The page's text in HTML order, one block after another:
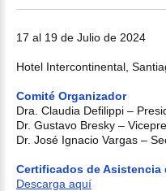
17 al 19 de Julio de 2024
Hotel Intercontinental,
Comité Organizador
Dra. Claudia Defilippi –
Dr. Gustavo Bresky –
Dr. José Ignacio Vargas –
Certificados de
Descarga aquí